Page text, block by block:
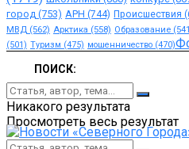
город (753) АРН (744) Происшествия
МВД (562) Арктика (558) Образование
(501) Туризм (475) мошенничество (470)
ПОИСК:
Никакого результата
Просмотреть весь результат